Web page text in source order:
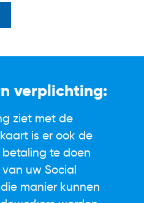
verplichting:
ziet met de
is er ook de
te doen
uw Social
manier kunnen